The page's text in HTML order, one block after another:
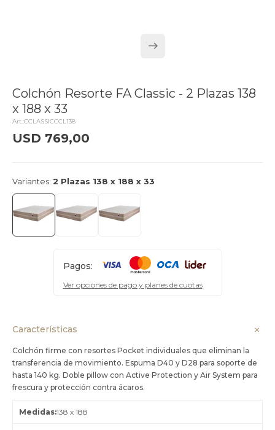
Colchón Resorte FA Classic - 2 Plazas 138
x 188 x 33
CCLASSICCCL138
USD 769,00
Variantes: 2 Plazas 138 x 188 x 33
Pagos:
Ver opciones de pago y planes de cuotas
Características
Colchón firme con resortes Pocket individuales que eliminan la
transferencia de movimiento. Espuma D40 y D28 para soporte de
hasta 140 kg. Doble pillow con Active Protection y Air System para
frescura y protección contra ácaros.
Medidas 138 x 188